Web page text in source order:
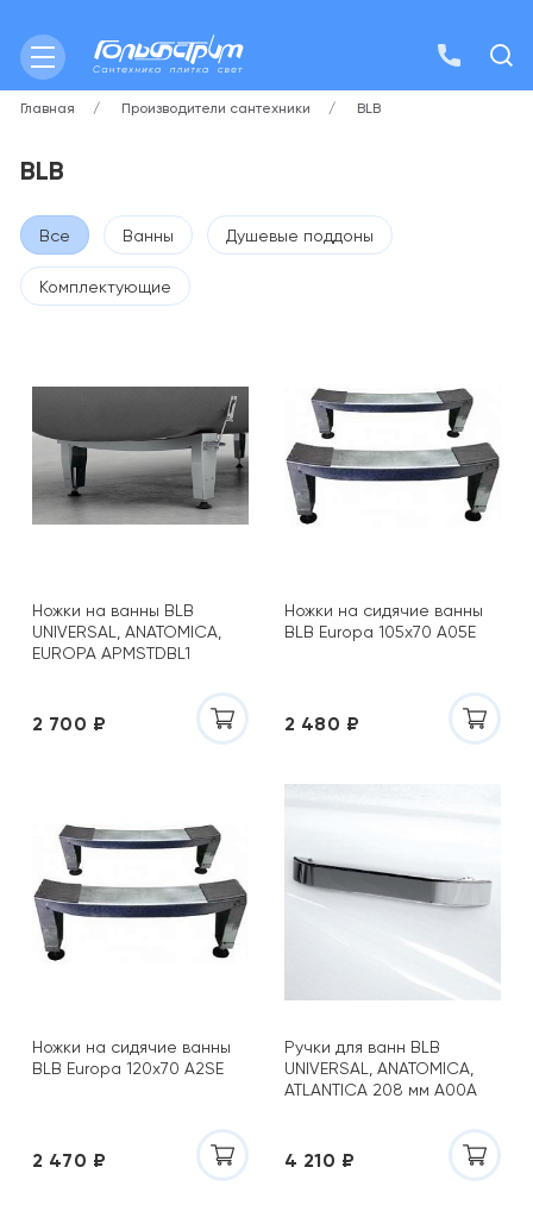
Главная Производители сантехники BLB
BLB
Все Ванны Душевые поддоны
Комплектующие
Ножки на ванны BLB
UNIVERSAL, ANATOMICA,
EUROPA APMSTDBL1
2 700 ₽
Ножки на сидячие ванны
BLB Europa 105х70 A05E
2 480 ₽
Ножки на сидячие ванны
BLB Europa 120х70 A2SE
2 470 ₽
Ручки для ванн BLB
UNIVERSAL, ANATOMICA,
ATLANTICA 208 мм A00A
4 210 ₽